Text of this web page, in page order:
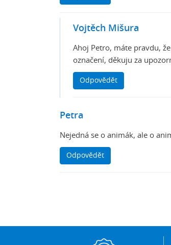
Vojtěch Mišura
Ahoj Petro, máte pravdu,
označení, děkuju za
Odpovědět
Petra
Nejedná se o animák, ale o
Odpovědět